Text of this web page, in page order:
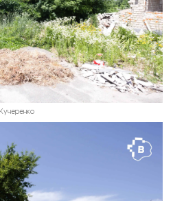
Кучеренко